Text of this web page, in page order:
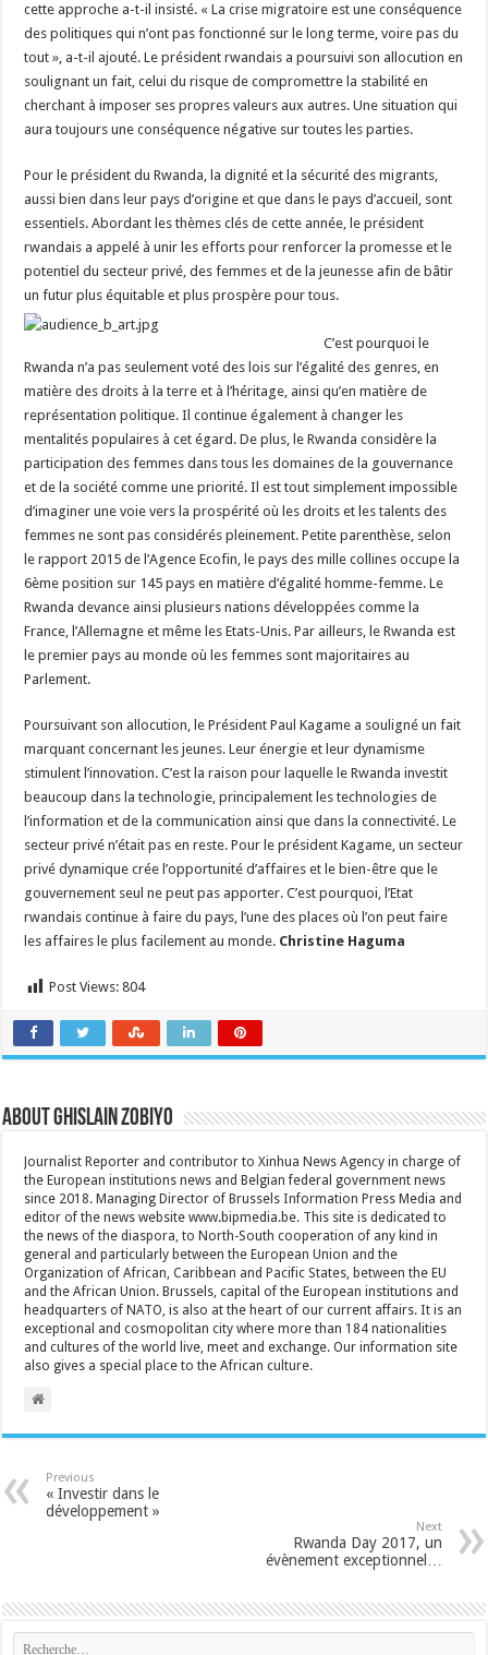
cette approche a-t-il insisté. « La crise migratoire est une conséquence
des politiques qui n’ont pas fonctionné sur le long terme, voire pas du
tout », a-t-il ajouté. Le président rwandais a poursuivi son allocution en
soulignant un fait, celui du risque de compromettre la stabilité en
cherchant à imposer ses propres valeurs aux autres. Une situation qui
aura toujours une conséquence négative sur toutes les parties.
Pour le président du Rwanda, la dignité et la sécurité des migrants,
aussi bien dans leur pays d’origine et que dans le pays d’accueil, sont
essentiels. Abordant les thèmes clés de cette année, le président
rwandais a appelé à unir les efforts pour renforcer la promesse et le
potentiel du secteur privé, des femmes et de la jeunesse afin de bâtir
un futur plus équitable et plus prospère pour tous.
C’est pourquoi le
Rwanda n’a pas seulement voté des lois sur l’égalité des genres, en
matière des droits à la terre et à l’héritage, ainsi qu’en matière de
représentation politique. Il continue également à changer les
mentalités populaires à cet égard. De plus, le Rwanda considère la
participation des femmes dans tous les domaines de la gouvernance
et de la société comme une priorité. Il est tout simplement impossible
d’imaginer une voie vers la prospérité où les droits et les talents des
femmes ne sont pas considérés pleinement. Petite parenthèse, selon
le rapport 2015 de l’Agence Ecofin, le pays des mille collines occupe la
6ème position sur 145 pays en matière d’égalité homme-femme. Le
Rwanda devance ainsi plusieurs nations développées comme la
France, l’Allemagne et même les Etats-Unis. Par ailleurs, le Rwanda est
le premier pays au monde où les femmes sont majoritaires au
Parlement.
Poursuivant son allocution, le Président Paul Kagame a souligné un fait
marquant concernant les jeunes. Leur énergie et leur dynamisme
stimulent l’innovation. C’est la raison pour laquelle le Rwanda investit
beaucoup dans la technologie, principalement les technologies de
l’information et de la communication ainsi que dans la connectivité. Le
secteur privé n’était pas en reste. Pour le président Kagame, un secteur
privé dynamique crée l’opportunité d’affaires et le bien-être que le
gouvernement seul ne peut pas apporter. C’est pourquoi, l’Etat
rwandais continue à faire du pays, l’une des places où l’on peut faire
les affaires le plus facilement au monde. Christine Haguma
Post Views: 804
About Ghislain Zobiyo
Journalist Reporter and contributor to Xinhua News Agency in charge of
the European institutions news and Belgian federal government news
since 2018. Managing Director of Brussels Information Press Media and
editor of the news website www.bipmedia.be. This site is dedicated to
the news of the diaspora, to North-South cooperation of any kind in
general and particularly between the European Union and the
Organization of African, Caribbean and Pacific States, between the EU
and the African Union. Brussels, capital of the European institutions and
headquarters of NATO, is also at the heart of our current affairs. It is an
exceptional and cosmopolitan city where more than 184 nationalities
and cultures of the world live, meet and exchange. Our information site
also gives a special place to the African culture.
Previous
« Investir dans le
développement »
Next
Rwanda Day 2017, un
évènement exceptionnel…